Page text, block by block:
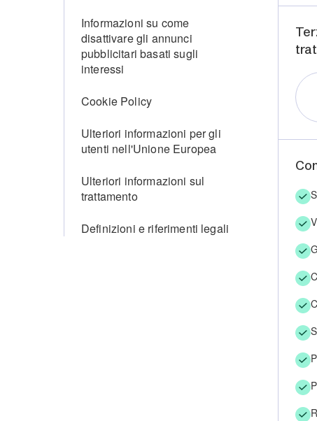
Informazioni su come
disattivare gli annunci
pubblicitari basati sugli
interessi
Cookie Policy
Ulteriori informazioni per gli
utenti nell'Unione Europea
Ulteriori informazioni sul
trattamento
Definizioni e riferimenti legali